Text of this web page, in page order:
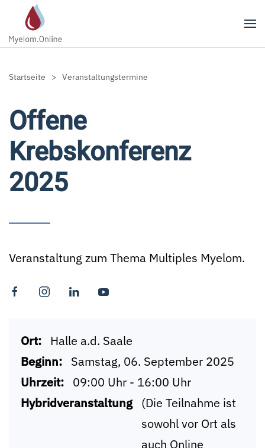
Zum Hauptinhalt springen
Startseite Veranstaltungstermine
Offene
Krebskonferenz
2025
Veranstaltung zum Thema Multiples Myelom.
Ort: Halle a.d. Saale
Beginn: Samstag, 06. September 2025
Uhrzeit: 09:00 Uhr - 16:00 Uhr
Hybridveranstaltung (Die Teilnahme ist
sowohl vor Ort als
auch Online